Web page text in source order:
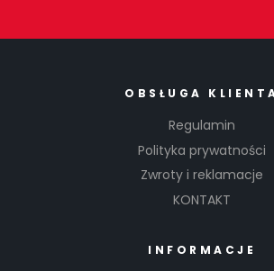
OBSŁUGA
Regulamin
Polityka prywatności
Zwroty i reklamacje
KONTAKT
INFORMACJE